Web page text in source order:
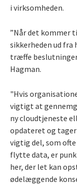
i virksomheden.
”Når det kommer
sikkerheden ud fra
træffe beslutninger
Hagman.
"Hvis
vigtigt at
ny cloudtjeneste
opdateret og
vigtig del, som
flytte data, er
her, der let kan
ødelæggende